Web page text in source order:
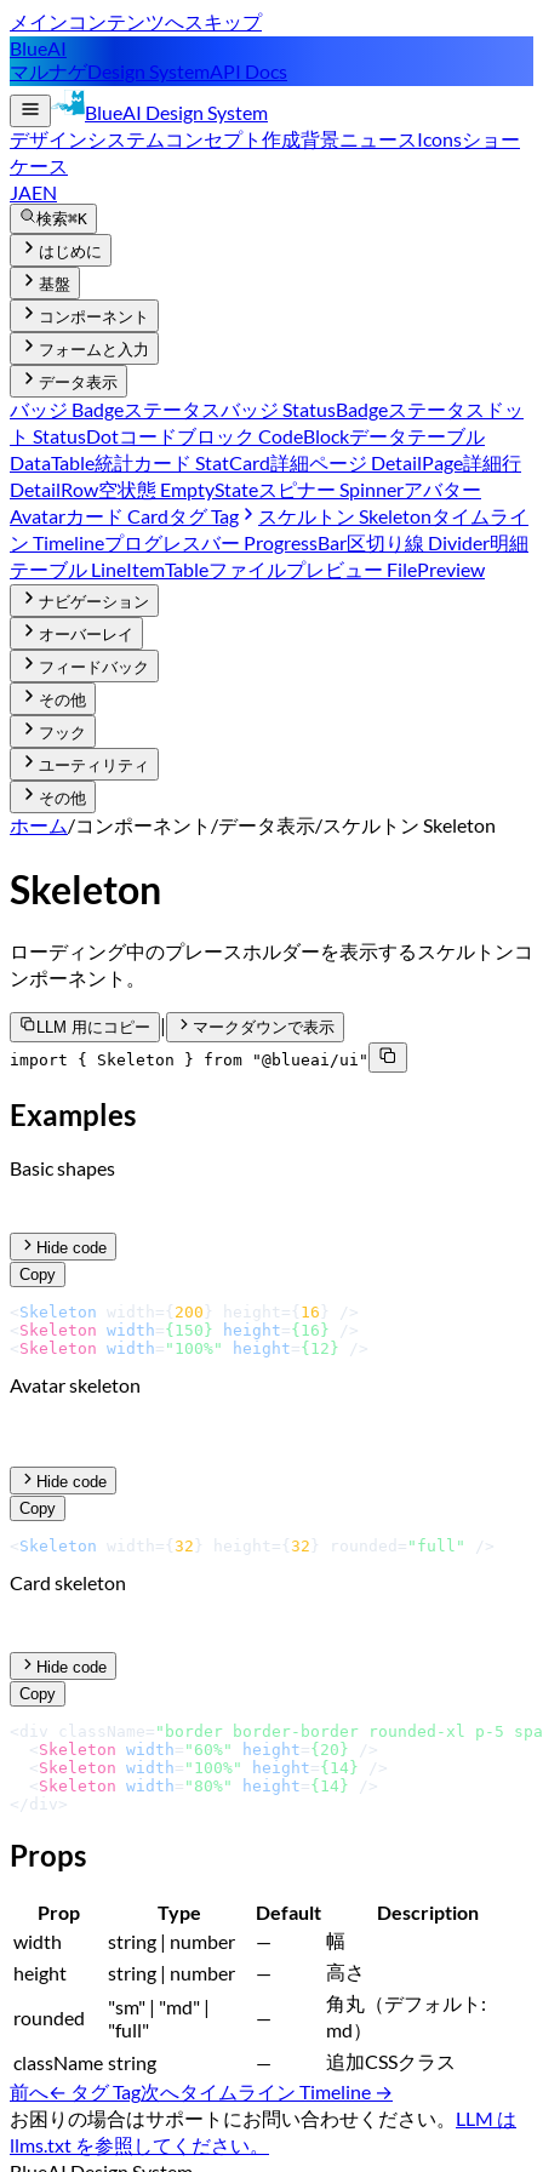
メインコンテンツへスキップ
BlueAI
マルナゲDesign SystemAPI Docs
BlueAI Design System
デザインシステム コンセプト 作成背景ニュースIconsショー
ケース
JAEN
検索⌘K
はじめに
基盤
コンポーネント
フォームと入力
データ表示
バッジ Badgeステータスバッジ StatusBadgeステータスドッ
ト StatusDotコードブロック CodeBlockデータテーブル
DataTable統計カード StatCard詳細ページ DetailPage詳細行
DetailRow空状態 EmptyStateスピナー Spinnerアバター
Avatarカード Cardタグ Tag スケルトン Skeletonタイムライ
ン Timelineプログレスバー ProgressBar区切り線 Divider明細
テーブル LineItemTableファイルプレビュー FilePreview
ナビゲーション
オーバーレイ
フィードバック
その他
フック
ユーティリティ
その他
ホーム/コンポーネント /データ表示/スケルトン Skeleton
Skeleton
ローディング中のプレースホルダーを表示するスケルトンコ
ンポーネント。
LLM 用にコピー |
マークダウンで表示
import { Skeleton } from "@blueai/ui"
Examples
Basic shapes
Hide code
Copy
< Skeleton width={ 200 } height={ 16
< Skeleton width={150} height={16} />
< Skeleton width= "100%" height={12} />
Avatar skeleton
Hide code
Copy
< Skeleton width={32 } height={32 } rounded= "full" />
Card skeleton
Hide code
Copy
<div className= "border border-border rounded-xl p-5
< Skeleton width= "60%" height={20} />
< Skeleton width= "100%" height={14} />
< Skeleton width= "80%" height={14} />
</div>
Props
Prop Type Default
Description
width
string | number —
幅
height
string | number —
高さ
rounded
"sm" | "md" |
"full"
—
角丸（デフォルト:
md）
className string —
追加CSSクラス
前へ← タグ Tag次へタイムライン Timeline →
お困りの場合はサポートにお問い合わせください。 LLM は
llms.txt を参照してください。